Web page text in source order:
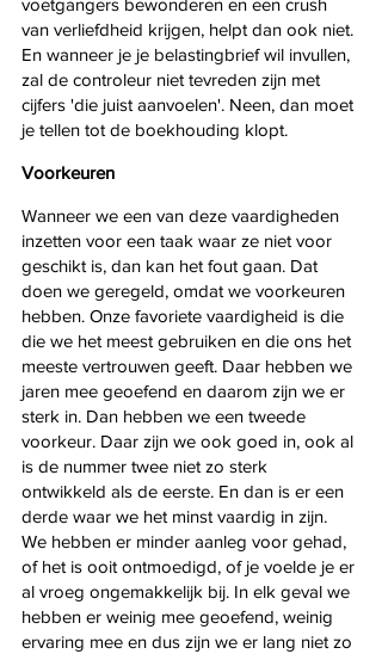
van verliefdheid krijgen, helpt dan ook niet.
En wanneer je je belastingbrief wil invullen,
zal de controleur niet tevreden zijn met
cijfers 'die juist aanvoelen'. Neen, dan moet
je tellen tot de boekhouding klopt.
Voorkeuren
Wanneer we een van deze vaardigheden
inzetten voor een taak waar ze niet voor
geschikt is, dan kan het fout gaan. Dat
doen we geregeld, omdat we voorkeuren
hebben. Onze favoriete vaardigheid is die
die we het meest gebruiken en die ons het
meeste vertrouwen geeft. Daar hebben we
jaren mee geoefend en daarom zijn we er
sterk in. Dan hebben we een tweede
voorkeur. Daar zijn we ook goed in, ook al
is de nummer twee niet zo sterk
ontwikkeld als de eerste. En dan is er een
derde waar we het minst vaardig in zijn.
We hebben er minder aanleg voor gehad,
of het is ooit ontmoedigd, of je voelde je er
al vroeg ongemakkelijk bij. In elk geval we
hebben er weinig mee geoefend, weinig
ervaring mee en dus zijn we er lang niet zo